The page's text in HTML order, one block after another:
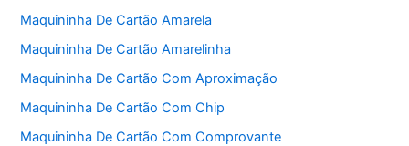
Maquininha De Cartão Amarela
Maquininha De Cartão Amarelinha
Maquininha De Cartão Com Aproximação
Maquininha De Cartão Com Chip
Maquininha De Cartão Com Comprovante